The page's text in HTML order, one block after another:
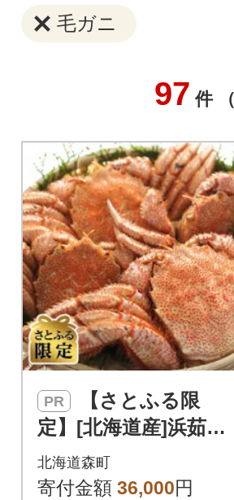
毛ガニ
97 件
PR
定】[北海道産]浜茹で
毛ガニ 約400g前後×
4杯
北海道森町
寄付金額 36,000円